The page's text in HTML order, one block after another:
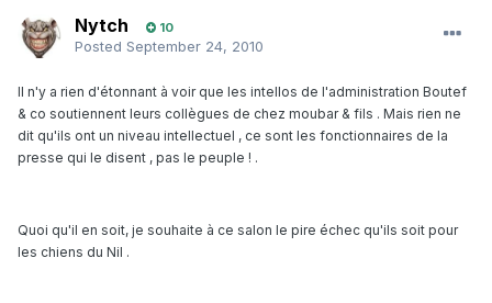
Nytch 10
Posted September 24, 2010
Il n'y a rien d'étonnant à voir que les intellos de l'administration Boutef
& co soutiennent leurs collègues de chez moubar & fils . Mais rien ne
dit qu'ils ont un niveau intellectuel , ce sont les fonctionnaires de la
presse qui le disent , pas le peuple ! .
Quoi qu'il en soit, je souhaite à ce salon le pire échec qu'ils soit pour
les chiens du Nil .